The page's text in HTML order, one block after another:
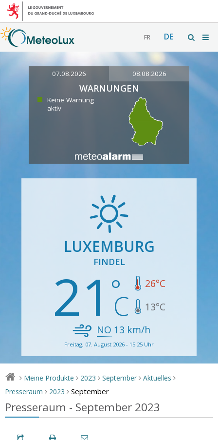
FR DE
07.08.2026 08.08.2026
WARNUNGEN
Keine Warnung
aktiv
LUXEMBURG
FINDEL
21 26°C
13°C
NO 13 km/h
Freitag, 07. August 2026 - 15:25 Uhr
> Meine Produkte > 2023 > September > Aktuelles >
Presseraum > 2023 > September
Presseraum - September 2023